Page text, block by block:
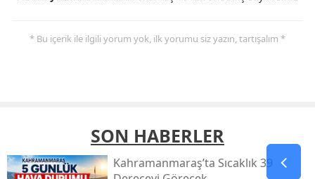
* Bu içerik ile ilgili yorum yok, ilk yorumu siz yazın, tartışalım *
SON HABERLER
Kahramanmaraş’ta Sıcaklık 39